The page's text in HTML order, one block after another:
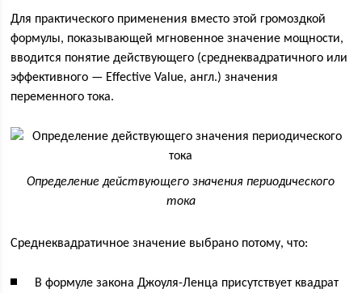
Для практического применения вместо этой громоздкой
формулы, показывающей мгновенное значение мощности,
вводится понятие действующего (среднеквадратичного или
эффективного — Effective Value, англ.) значения
переменного тока.
Определение действующего значения периодического
тока
Среднеквадратичное значение выбрано потому, что:
В формуле закона Джоуля-Ленца присутствует квадрат